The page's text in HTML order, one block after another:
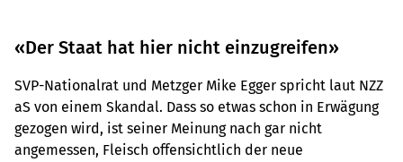
«Der Staat hat hier nicht einzugreifen»
SVP-Nationalrat und Metzger Mike Egger spricht laut NZZ
aS von einem Skandal. Dass so etwas schon in Erwägung
gezogen wird, ist seiner Meinung nach gar nicht
angemessen, Fleisch offensichtlich der neue